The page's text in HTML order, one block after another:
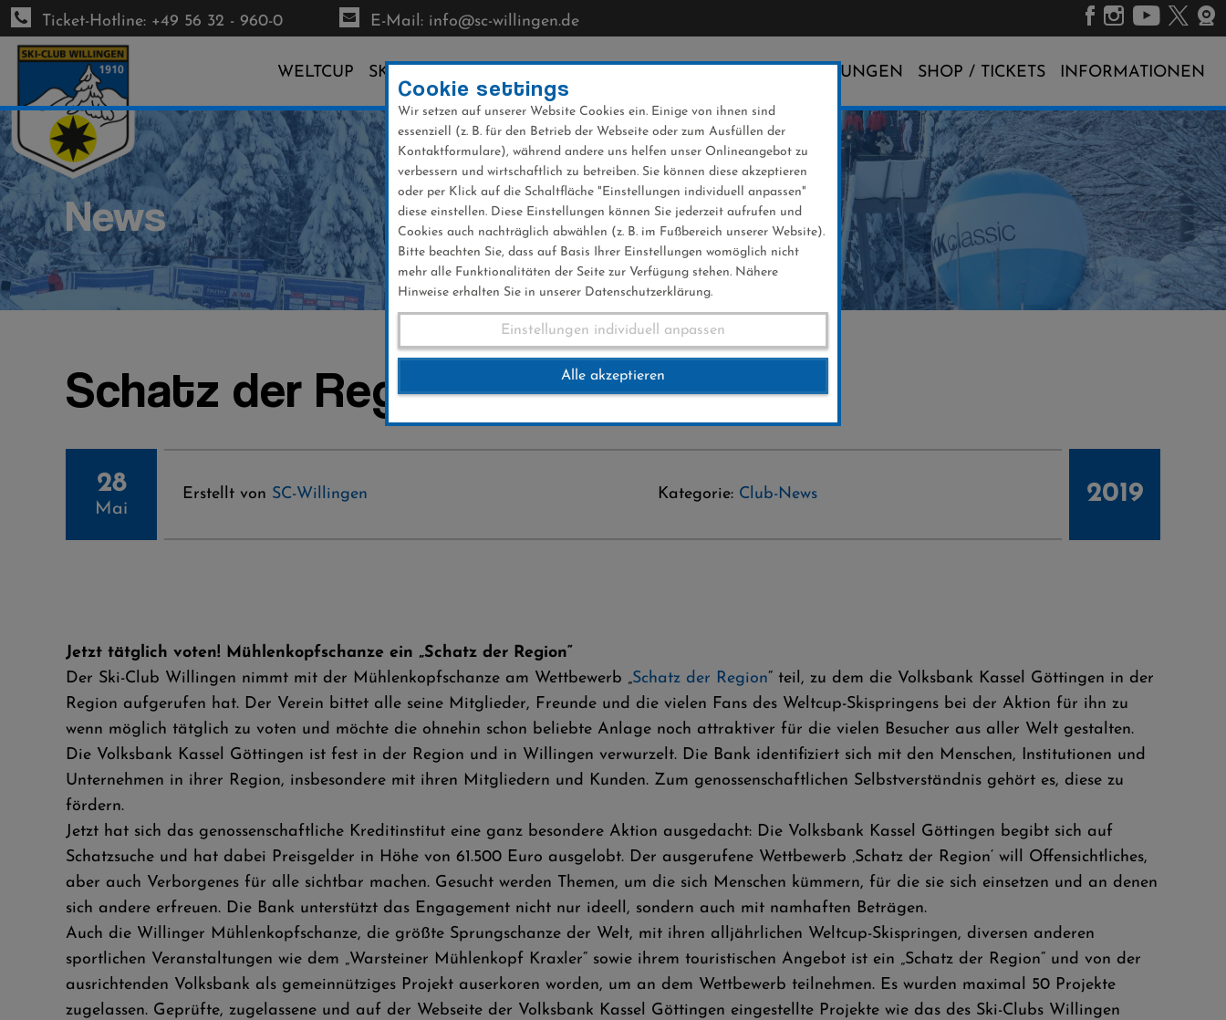
Direkt
zum
Inhalt
Ticket-Hotline: +49 56 32 - 960-0 E-Mail: info@sc-willingen.de
WELTCUP SKI-CLUB VERANSTALTUNGEN SHOP / TICKETS INFORMATIONEN
News
Schatz der Region
28
Mai
Erstellt von SC-Willingen Kategorie: Club-News 2019
Jetzt tätglich voten! Mühlenkopfschanze ein „Schatz der Region“
Der Ski-Club Willingen nimmt mit der Mühlenkopfschanze am Wettbewerb „Schatz der Region“ teil, zu dem die Volksbank Kassel Göttingen in der
Region aufgerufen hat. Der Verein bittet alle seine Mitglieder, Freunde und die vielen Fans des Weltcup-Skispringens bei der Aktion für ihn zu
wenn möglich tätglich zu voten und möchte die ohnehin schon beliebte Anlage noch attraktiver für die vielen Besucher aus aller Welt gestalten.
Die Volksbank Kassel Göttingen ist fest in der Region und in Willingen verwurzelt. Die Bank identifiziert sich mit den Menschen, Institutionen und
Unternehmen in ihrer Region, insbesondere mit ihren Mitgliedern und Kunden. Zum genossenschaftlichen Selbstverständnis gehört es, diese zu
fördern.
Jetzt hat sich das genossenschaftliche Kreditinstitut eine ganz besondere Aktion ausgedacht: Die Volksbank Kassel Göttingen begibt sich auf
Schatzsuche und hat dabei Preisgelder in Höhe von 61.500 Euro ausgelobt. Der ausgerufene Wettbewerb ‚Schatz der Region‘ will Offensichtliches,
aber auch Verborgenes für alle sichtbar machen. Gesucht werden Themen, um die sich Menschen kümmern, für die sie sich einsetzen und an denen
sich andere erfreuen. Die Bank unterstützt das Engagement nicht nur ideell, sondern auch mit namhaften Beträgen.
Auch die Willinger Mühlenkopfschanze, die größte Sprungschanze der Welt, mit ihren alljährlichen Weltcup-Skispringen, diversen anderen
sportlichen Veranstaltungen wie dem „Warsteiner Mühlenkopf Kraxler“ sowie ihrem touristischen Angebot ist ein „Schatz der Region“ und von der
ausrichtenden Volksbank als gemeinnütziges Projekt auserkoren worden, um an dem Wettbewerb teilnehmen. Es wurden maximal 50 Projekte
zugelassen. Geprüfte, zugelassene und auf der Webseite der Volksbank Kassel Göttingen eingestellte Projekte wie das des Ski-Clubs Willingen
Cookie settings
Wir setzen auf unserer Website Cookies ein. Einige von ihnen sind
essenziell (z. B. für den Betrieb der Webseite oder zum Ausfüllen der
Kontaktformulare), während andere uns helfen unser Onlineangebot zu
verbessern und wirtschaftlich zu betreiben. Sie können diese akzeptieren
oder per Klick auf die Schaltfläche "Einstellungen individuell anpassen"
diese einstellen. Diese Einstellungen können Sie jederzeit aufrufen und
Cookies auch nachträglich abwählen (z. B. im Fußbereich unserer Website).
Bitte beachten Sie, dass auf Basis Ihrer Einstellungen womöglich nicht
mehr alle Funktionalitäten der Seite zur Verfügung stehen. Nähere
Hinweise erhalten Sie in unserer Datenschutzerklärung.
Einstellungen individuell anpassen
Alle akzeptieren